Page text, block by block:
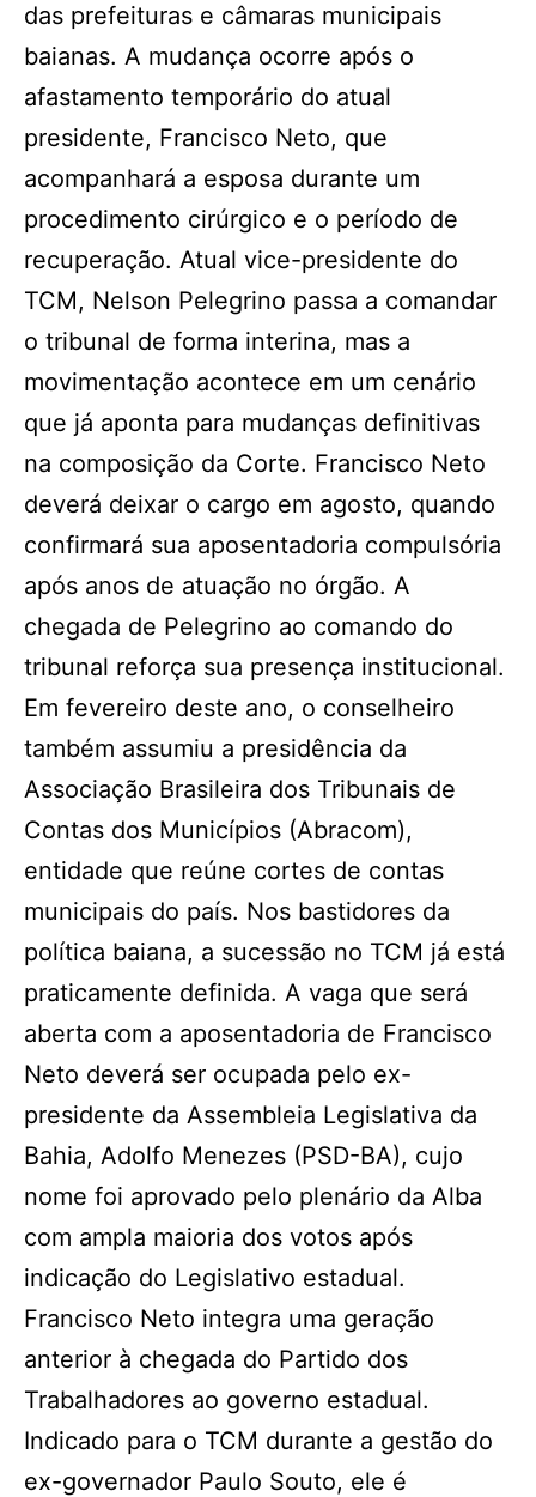
das prefeituras e câmaras municipais
baianas. A mudança ocorre após o
afastamento temporário do atual
presidente, Francisco Neto, que
acompanhará a esposa durante um
procedimento cirúrgico e o período de
recuperação. Atual vice-presidente do
TCM, Nelson Pelegrino passa a comandar
o tribunal de forma interina, mas a
movimentação acontece em um cenário
que já aponta para mudanças definitivas
na composição da Corte. Francisco Neto
deverá deixar o cargo em agosto, quando
confirmará sua aposentadoria compulsória
após anos de atuação no órgão. A
chegada de Pelegrino ao comando do
tribunal reforça sua presença institucional.
Em fevereiro deste ano, o conselheiro
também assumiu a presidência da
Associação Brasileira dos Tribunais de
Contas dos Municípios (Abracom),
entidade que reúne cortes de contas
municipais do país. Nos bastidores da
política baiana, a sucessão no TCM já está
praticamente definida. A vaga que será
aberta com a aposentadoria de Francisco
Neto deverá ser ocupada pelo ex-
presidente da Assembleia Legislativa da
Bahia, Adolfo Menezes (PSD-BA), cujo
nome foi aprovado pelo plenário da Alba
com ampla maioria dos votos após
indicação do Legislativo estadual.
Francisco Neto integra uma geração
anterior à chegada do Partido dos
Trabalhadores ao governo estadual.
Indicado para o TCM durante a gestão do
ex-governador Paulo Souto, ele é